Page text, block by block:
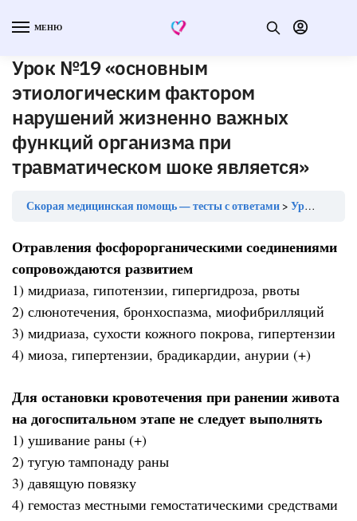
МЕНЮ
Урок №19 «основным
этиологическим фактором
нарушений жизненно важных
функций организма при
травматическом шоке является»
Скорая медицинская помощь — тесты с ответами Урок №19 «основным этиологическим фактором нарушений жизненно важных функций организма при травматическом шоке является»
Отравления фосфорорганическими соединениями
сопровождаются развитием
1) мидриаза, гипотензии, гипергидроза, рвоты
2) слюнотечения, бронхоспазма, миофибрилляций
3) мидриаза, сухости кожного покрова, гипертензии
4) миоза, гипертензии, брадикардии, анурии (+)
Для остановки кровотечения при ранении живота
на догоспитальном этапе не следует выполнять
1) ушивание раны (+)
2) тугую тампонаду раны
3) давящую повязку
4) гемостаз местными гемостатическими средствами